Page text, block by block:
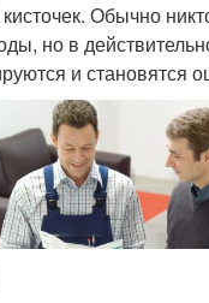
Обычно
но в
и становятся